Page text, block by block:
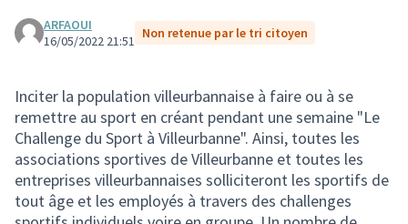
ARFAOUI
16/05/2022 21:51 Non retenue par le tri citoyen
Inciter la population villeurbannaise à faire ou à se
remettre au sport en créant pendant une semaine "Le
Challenge du Sport à Villeurbanne". Ainsi, toutes les
associations sportives de Villeurbanne et toutes les
entreprises villeurbannaises solliciteront les sportifs de
tout âge et les employés à travers des challenges